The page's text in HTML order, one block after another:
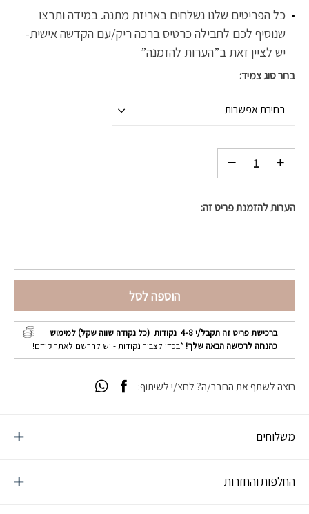
כל הפריטים שלנו נשלחים באריזת מתנה. במידה ותרצו
שנוסיף לכם לחבילה כרטיס ברכה ריק/עם הקדשה אישית-
יש לציין זאת ב”הערות להזמנה”
בחר סוג צמיד
בחירת אפשרות
הערות להזמנת פריט זה:
הוספה לסל
ברכישת פריט זה תקבל/י 4-8 נקודות (כל נקודה שווה שקל) למימוש
כהנחה לרכישה הבאה שלך! *בכדי לצבור נקודות - יש להרשם לאתר קודם!
משלוחים
החלפות והחזרות
רוצה לשתף את החבר/ה? לחצ/י לשיתוף: